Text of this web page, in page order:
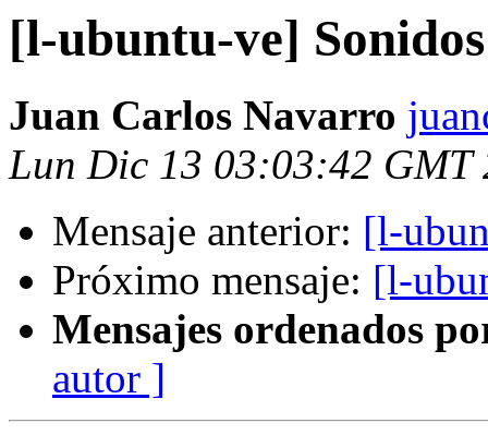
[l-ubuntu-ve]
Juan Carlos Navarro
Lun Dic 13 03:03:42 GMT
Mensaje anterior: [l-
Próximo mensaje: [l-
Mensajes ordenados
autor ]